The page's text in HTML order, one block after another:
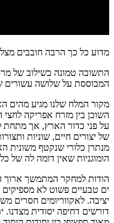
מדוע כל כך הרבה חובבים
התשובה טמונה בשילוב של
המבוססת על שלושה עשורים
מקור המלח שלנו מגיע מהים
השוכן בין מזרח אפריקה
על פני כדור הארץ, אך מתחת
של יצורים חיים, שוניות
מנתרן כלורי שנקטף משונית
הומוגניות שאין דומה לה של
הודות למחקר המתמשך ארוך
ים טבעיים פשוט לא
יציבה. לאקווריומים חסרים
דורשים דחיפה יסודית